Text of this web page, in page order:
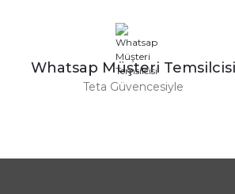
Ürün fiyatı diğer sitelerden daha pahalı.
Bu ürüne benzer farklı alternatifler
Whatsap Müşteri Temsilcisi
Teta Güvencesiyle